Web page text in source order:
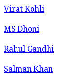
Virat Kohli
MS Dhoni
Rahul Gandhi
Salman Khan